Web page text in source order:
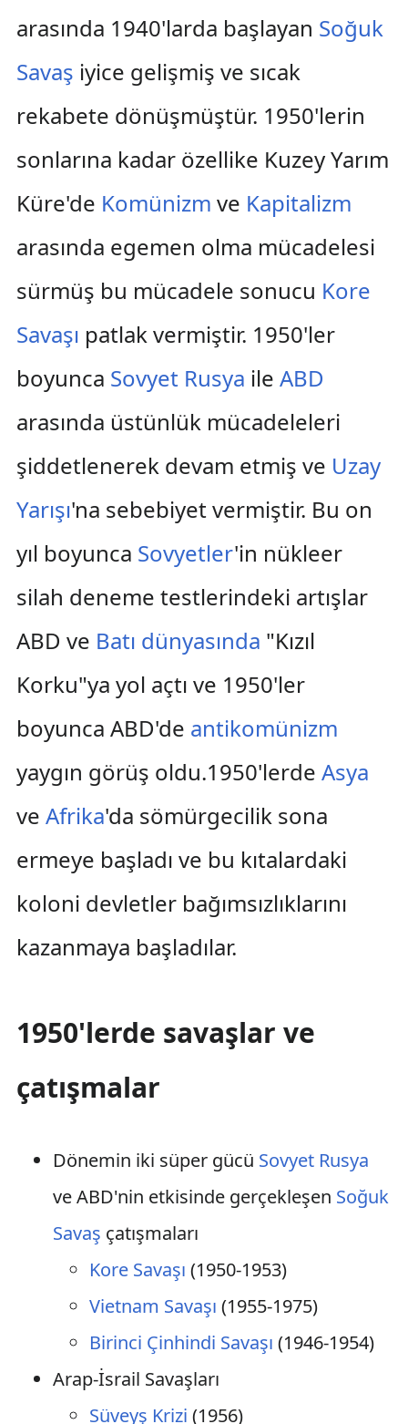
arasında 1940'larda başlayan Soğuk
Savaş iyice gelişmiş ve sıcak
rekabete dönüşmüştür. 1950'lerin
sonlarına kadar özellike Kuzey Yarım
Küre'de Komünizm ve Kapitalizm
arasında egemen olma mücadelesi
sürmüş bu mücadele sonucu Kore
Savaşı patlak vermiştir. 1950'ler
boyunca Sovyet Rusya ile ABD
arasında üstünlük mücadeleleri
şiddetlenerek devam etmiş ve Uzay
Yarışı'na sebebiyet vermiştir. Bu on
yıl boyunca Sovyetler'in nükleer
silah deneme testlerindeki artışlar
ABD ve Batı dünyasında "Kızıl
Korku"ya yol açtı ve 1950'ler
boyunca ABD'de antikomünizm
yaygın görüş oldu.1950'lerde Asya
ve Afrika'da sömürgecilik sona
ermeye başladı ve bu kıtalardaki
koloni devletler bağımsızlıklarını
kazanmaya başladılar.
1950'lerde savaşlar ve
çatışmalar
Dönemin iki süper gücü Sovyet Rusya
ve ABD'nin etkisinde gerçekleşen Soğuk
Savaş çatışmaları
Kore Savaşı (1950-1953)
Vietnam Savaşı (1955-1975)
Birinci Çinhindi Savaşı (1946-1954)
Arap-İsrail Savaşları
Süveyş Krizi (1956)